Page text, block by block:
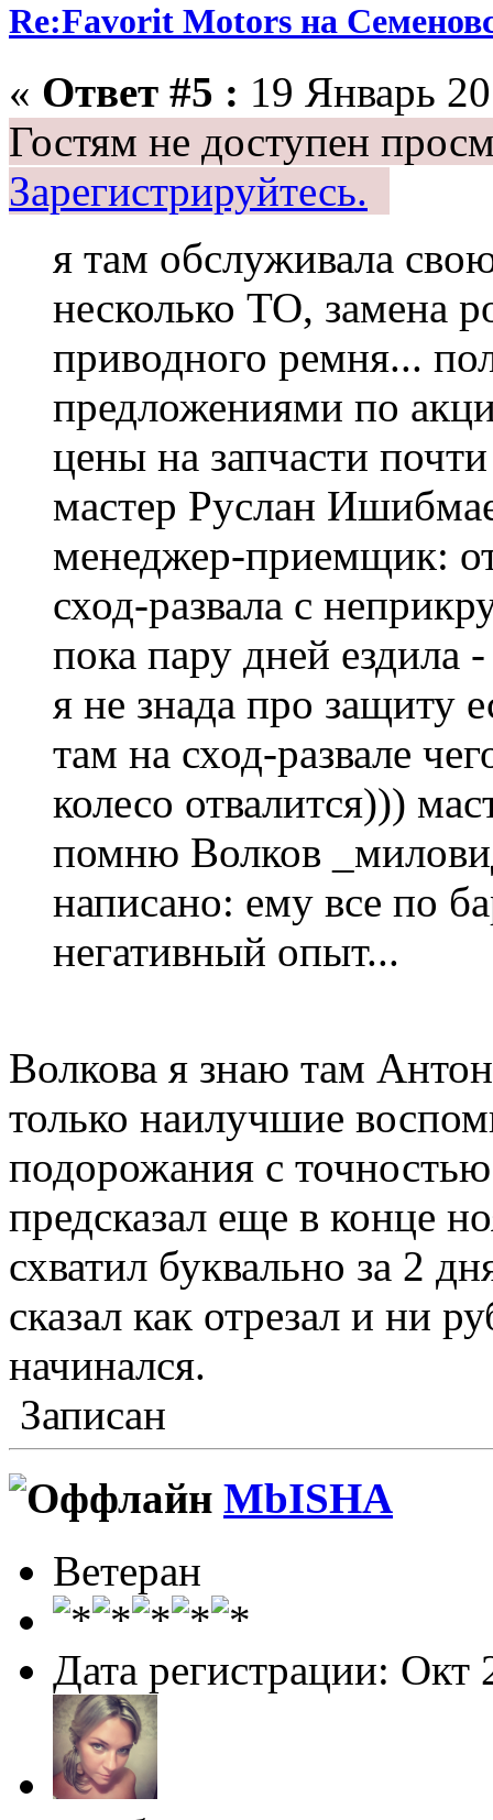
Re:Favorit Motors на
« Ответ #5 : 19 Январь
Гостям не доступен
Зарегистрируйтесь.
я там обслуживала
несколько ТО, замена
приводного ремня...
предложениями по
цены на запчасти
мастер Руслан
менеджер-приемщик:
сход-развала с
пока пару дней ездила
я не знада про защиту
там на сход-развале
колесо отвалится)))
помню Волков
написано: ему все по
негативный опыт...
Волкова я знаю там
только наилучшие
подорожания с
предсказал еще в конце
схватил буквально за 2
сказал как отрезал и ни
начинался.
Записан
MbISHA
Ветеран
Дата регистрации: Окт